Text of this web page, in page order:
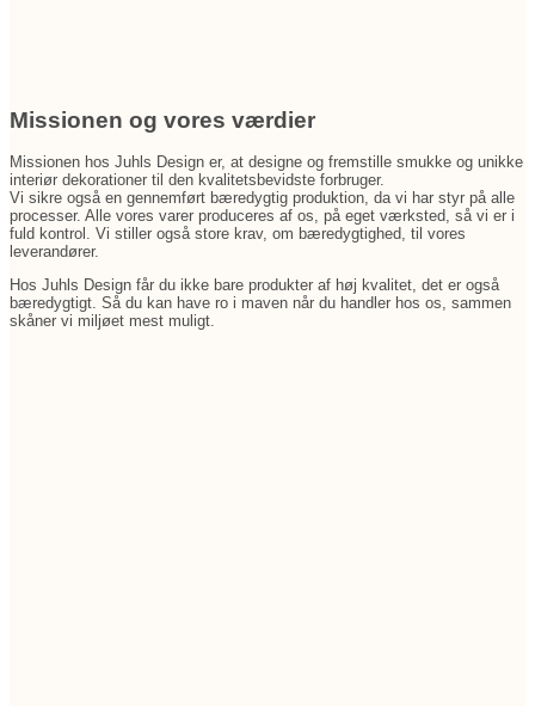
Missionen og vores værdier
Missionen hos Juhls Design er, at designe og fremstille smukke og unikke
interiør dekorationer til den kvalitetsbevidste forbruger.
Vi sikre også en gennemført bæredygtig produktion, da vi har styr på alle
processer. Alle vores varer produceres af os, på eget værksted, så vi er i
fuld kontrol. Vi stiller også store krav, om bæredygtighed, til vores
leverandører.
Hos Juhls Design får du ikke bare produkter af høj kvalitet, det er også
bæredygtigt. Så du kan have ro i maven når du handler hos os, sammen
skåner vi miljøet mest muligt.